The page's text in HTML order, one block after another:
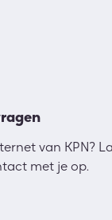
van KPN?
met je op.